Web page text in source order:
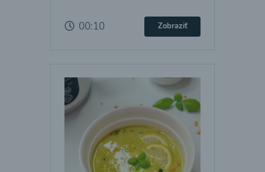
00:10 Zobraziť